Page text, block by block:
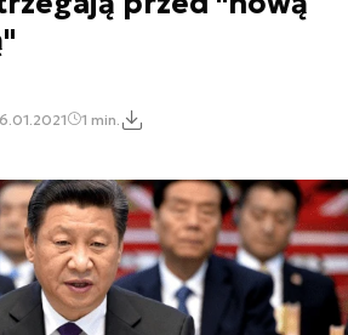
1 min.